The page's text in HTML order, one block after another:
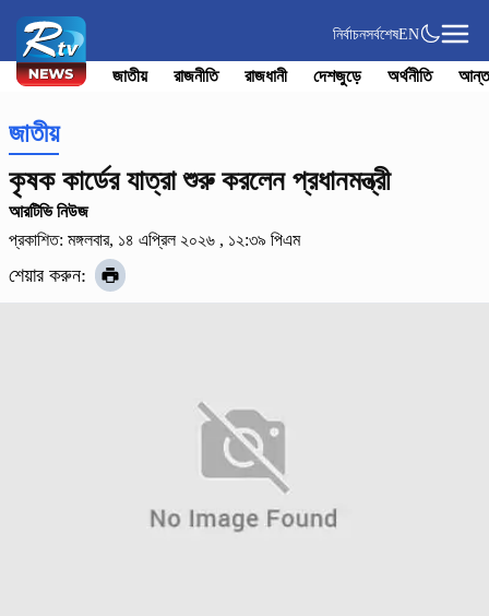
নির্বাচনসর্বশেষEN
জাতীয় রাজনীতি রাজধানী দেশজুড়ে অর্থনীতি
জাতীয়
কৃষক কার্ডের যাত্রা শুরু করলেন প্রধানমন্ত্রী
আরটিভি নিউজ
প্রকাশিত: মঙ্গলবার, ১৪ এপ্রিল ২০২৬ , ১২:৩৯ পিএম
শেয়ার করুন: